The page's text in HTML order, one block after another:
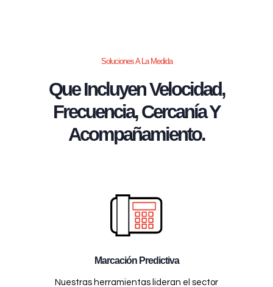
Soluciones A La Medida
Que Incluyen Velocidad,
Frecuencia, Cercanía Y
Acompañamiento.
Marcación Predictiva
Nuestras herramientas lideran el sector